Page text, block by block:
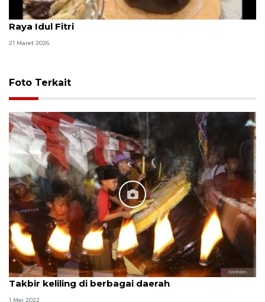
BCL sajikan kue cokelat hingga rendang di Hari
Raya Idul Fitri
21 Maret 2026
Foto Terkait
Takbir keliling di berbagai daerah
1 Mei 2022